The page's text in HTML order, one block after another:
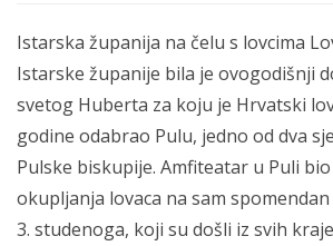
Istarska županija na čelu s lovcima
Istarske županije bila je ovogodišnji
svetog Huberta za koju je Hrvatski
godine odabrao Pulu, jedno od dva
Pulske biskupije. Amfiteatar u Puli
okupljanja lovaca na sam
3. studenoga, koji su došli iz svih